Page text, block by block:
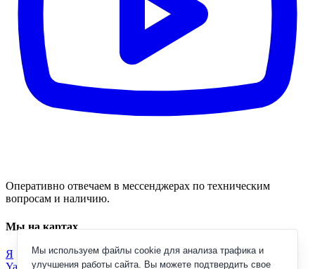
Оперативно отвечаем в мессенджерах по техническим
вопросам и наличию.
Мы на картах
Я
Yandex
Мы используем файлы cookie для анализа трафика и
улучшения работы сайта. Вы можете подтвердить свое